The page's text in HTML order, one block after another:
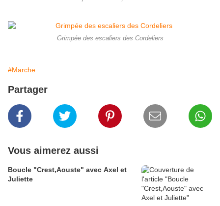
Grimpée des escaliers des Cordeliers
#Marche
Partager
Vous aimerez aussi
Boucle "Crest,Aouste" avec Axel et
Juliette